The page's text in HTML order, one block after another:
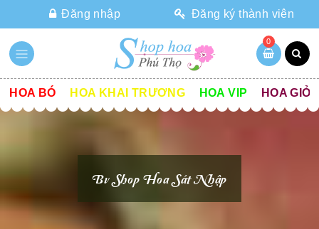
Đăng nhập Đăng ký thành viên
0
HOA BÓ HOA KHAI TRƯƠNG HOA VIP HOA GIỎ
Bv Shop Hoa Sát Nhập